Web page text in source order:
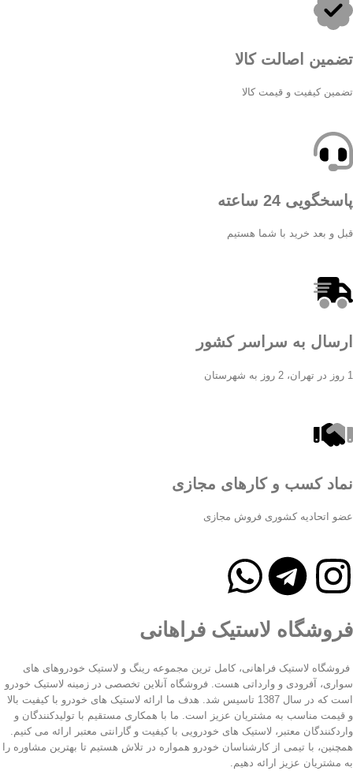
تضمین اصالت کالا
تضمین کیفیت و قیمت کالا
پاسخگویی 24 ساعته
قبل و بعد خرید با شما هستیم
ارسال به سراسر کشور
1 روز در تهران، 2 روز به شهرستان
نماد کسب و کارهای مجازی
عضو اتحادیه کشوری فروش مجازی
فروشگاه لاستیک فراهانی
فروشگاه لاستیک فراهانی، کامل ترین مجموعه رینگ و لاستیک خودروهای های
سواری، آفرودی و وارداتی هست. فروشگاه آنلاین تخصصی در زمینه لاستیک خودرو
است که در سال 1387 تاسیس شد. هدف ما ارائه لاستیک های خودرو با کیفیت بالا
و قیمت مناسب به مشتریان عزیز است. ما با همکاری مستقیم با تولیدکنندگان و
واردکنندگان معتبر، لاستیک های خودرویی با کیفیت و گارانتی معتبر ارائه می کنیم.
همچنین، با تیمی از کارشناسان خودرو همواره در تلاش هستیم تا بهترین مشاوره را
به مشتریان عزیز ارائه دهیم.